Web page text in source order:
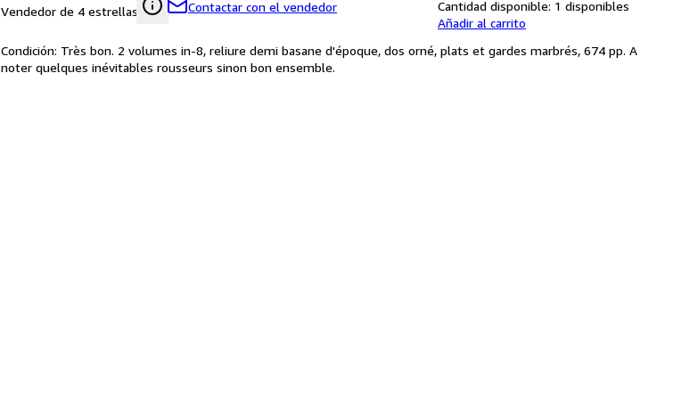
Vendedor de 4 estrellas
Contactar con el vendedor Cantidad disponible: 1 disponibles
Añadir al carrito
Condición: Très bon. 2 volumes in-8, reliure demi basane d'époque, dos orné, plats et gardes marbrés, 674 pp. A
noter quelques inévitables rousseurs sinon bon ensemble.